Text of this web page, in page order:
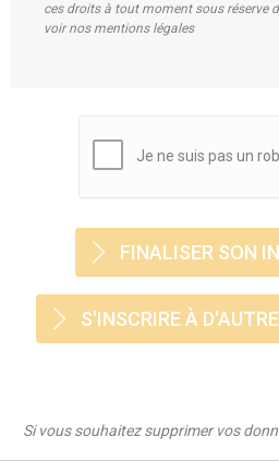
ces droits à tout moment sous réserve
voir nos mentions légales
S'INSCRIRE À
Si vous souhaitez supprimer vos